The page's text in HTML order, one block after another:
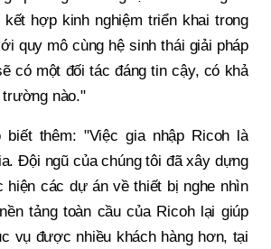
hợp kinh nghiệm triển khai trong
quy mô cùng hệ sinh thái giải pháp
có một đối tác đáng tin cậy, có khả
trường nào."
biết thêm: "Việc gia nhập Ricoh là
Đội ngũ của chúng tôi đã xây dựng
các dự án về thiết bị nghe nhìn
tảng toàn cầu của Ricoh lại giúp
vụ được nhiều khách hàng hơn, tại